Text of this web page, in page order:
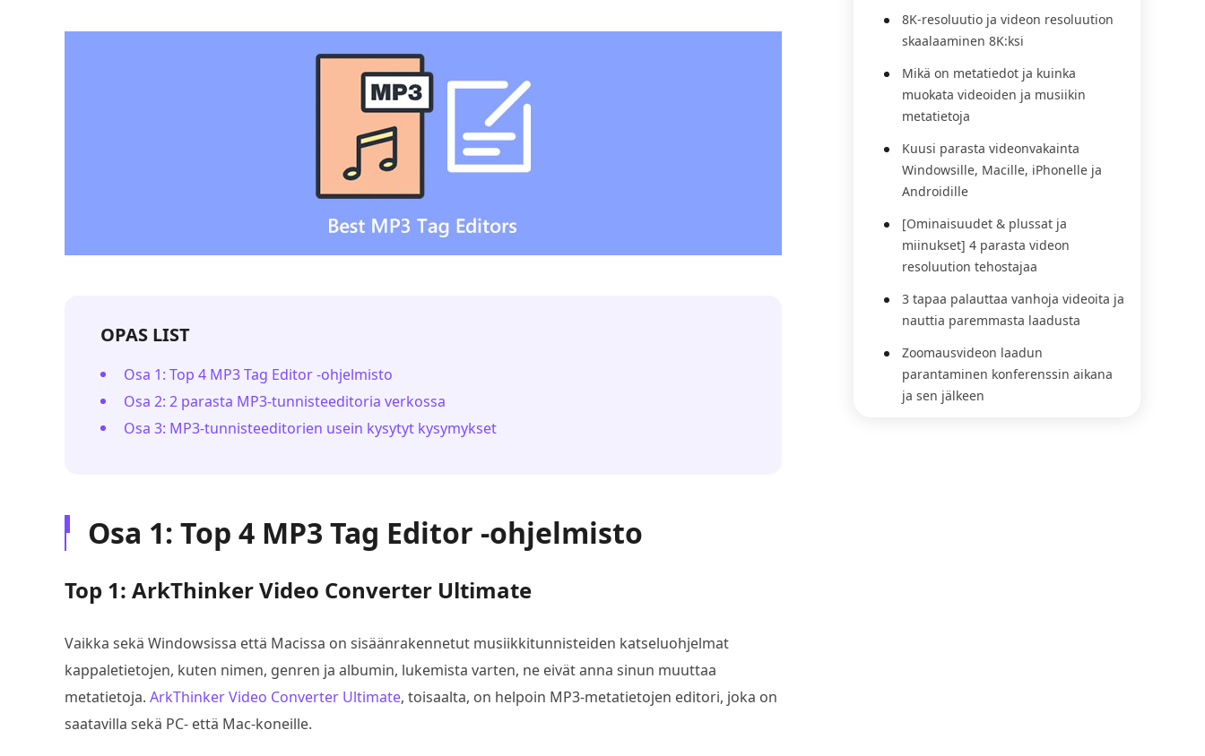
OPAS LIST
Osa 1: Top 4 MP3 Tag Editor -ohjelmisto
Osa 2: 2 parasta MP3-tunnisteeditoria verkossa
Osa 3: MP3-tunnisteeditorien usein kysytyt kysymykset
Osa 1: Top 4 MP3 Tag Editor -ohjelmisto
Top 1: ArkThinker Video Converter Ultimate
Vaikka sekä Windowsissa että Macissa on sisäänrakennetut musiikkitunnisteiden katseluohjelmat
kappaletietojen, kuten nimen, genren ja albumin, lukemista varten, ne eivät anna sinun muuttaa
metatietoja. ArkThinker Video Converter Ultimate, toisaalta, on helpoin MP3-metatietojen editori, joka on
saatavilla sekä PC- että Mac-koneille.
8K-resoluutio ja videon resoluution
skaalaaminen 8K:ksi
Mikä on metatiedot ja kuinka
muokata videoiden ja musiikin
metatietoja
Kuusi parasta videonvakainta
Windowsille, Macille, iPhonelle ja
Androidille
[Ominaisuudet & plussat ja
miinukset] 4 parasta videon
resoluution tehostajaa
3 tapaa palauttaa vanhoja videoita ja
nauttia paremmasta laadusta
Zoomausvideon laadun
parantaminen konferenssin aikana
ja sen jälkeen